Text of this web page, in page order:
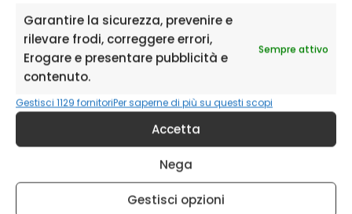
Garantire la sicurezza, prevenire e
rilevare frodi, correggere errori,
Erogare e presentare pubblicità e
contenuto.
Sempre attivo
Gestisci 1129 fornitoriPer saperne di più su questi scopi
Accetta
Nega
Gestisci opzioni
il territorio con una GUIDA
Il Piangrande
I Pantani di Accumoli
Il sentiero di montagna per tutti (adatto anche a
portatori di handicap)
Il cammino nelle Terre Mutate
Il sentiero da Castelluccio al Monte Vettore